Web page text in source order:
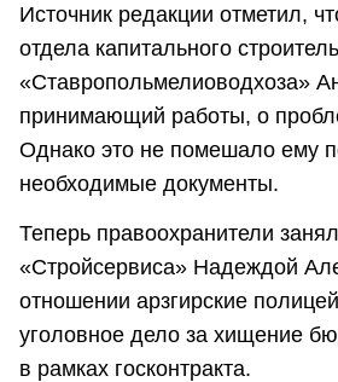
Источник редакции отметил,
отдела капитального
«Ставропольмелиоводхоза»
принимающий работы, о
Однако это не помешало ему
необходимые документы.
Теперь правоохранители
«Стройсервиса» Надеждой
отношении арзгирские
уголовное дело за хищение
в рамках госконтракта.